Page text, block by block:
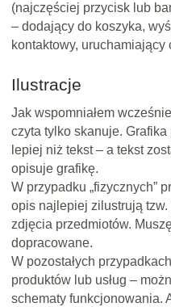
(najczęściej przycisk lub
– dodający do koszyka,
kontaktowy, uruchamiający
Ilustracje
Jak wspomniałem
czyta tylko skanuje.
lepiej niż tekst – a tekst
opisuje grafikę.
W przypadku „fizycznych”
opis najlepiej zilustrują
zdjęcia przedmiotów.
dopracowane.
W pozostałych
produktów lub usług –
schematy funkcjonowania.